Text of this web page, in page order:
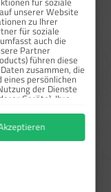
Schaltflächen um die Anzahl zu
unserer Website
zu Ihrer
für soziale
auch die
Partner
führen diese
zusammen, die
persönlichen
der Dienste
Geräte). Ihre
Button links